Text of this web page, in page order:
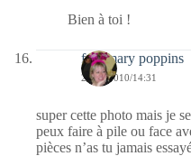
Bien à toi !
fabymary poppins
26/11/2010/14:31
super cette photo mais je
peux faire à pile ou face
pièces n’as tu jamais